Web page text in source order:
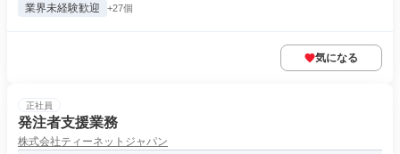
業界未経験歓迎 +27個
気になる
正社員
発注者支援業務
株式会社ティーネットジャパン